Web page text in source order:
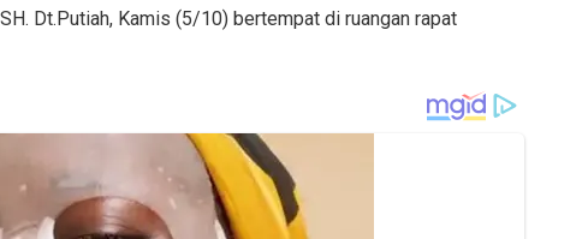
Dt.Putiah, Kamis (5/10) bertempat di ruangan rapat